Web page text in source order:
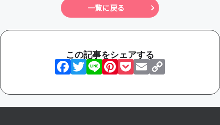
一覧に戻る
この記事をシェアする
Facebook
Twitter
LinePinterest
Pocket
Email